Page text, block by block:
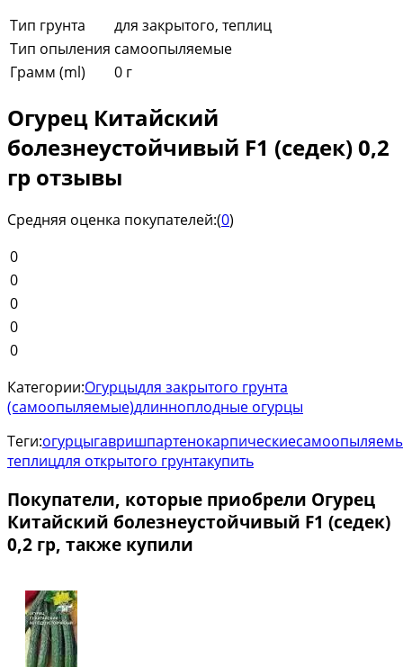
Тип грунта
для закрытого, теплиц
Тип опыления самоопыляемые
Грамм (ml)
0 г
Огурец Китайский
болезнеустойчивый F1 (седек) 0,2
гр отзывы
Средняя оценка покупателей:(0)
0
0
0
0
0
Категории:Огурцыдля закрытого грунта
(самоопыляемые)длинноплодные огурцы
Теги:огурцыгавришпартенокарпические
теплицдля открытого грунтакупить
Покупатели, которые приобрели Огурец
Китайский болезнеустойчивый F1 (седек)
0,2 гр, также купили